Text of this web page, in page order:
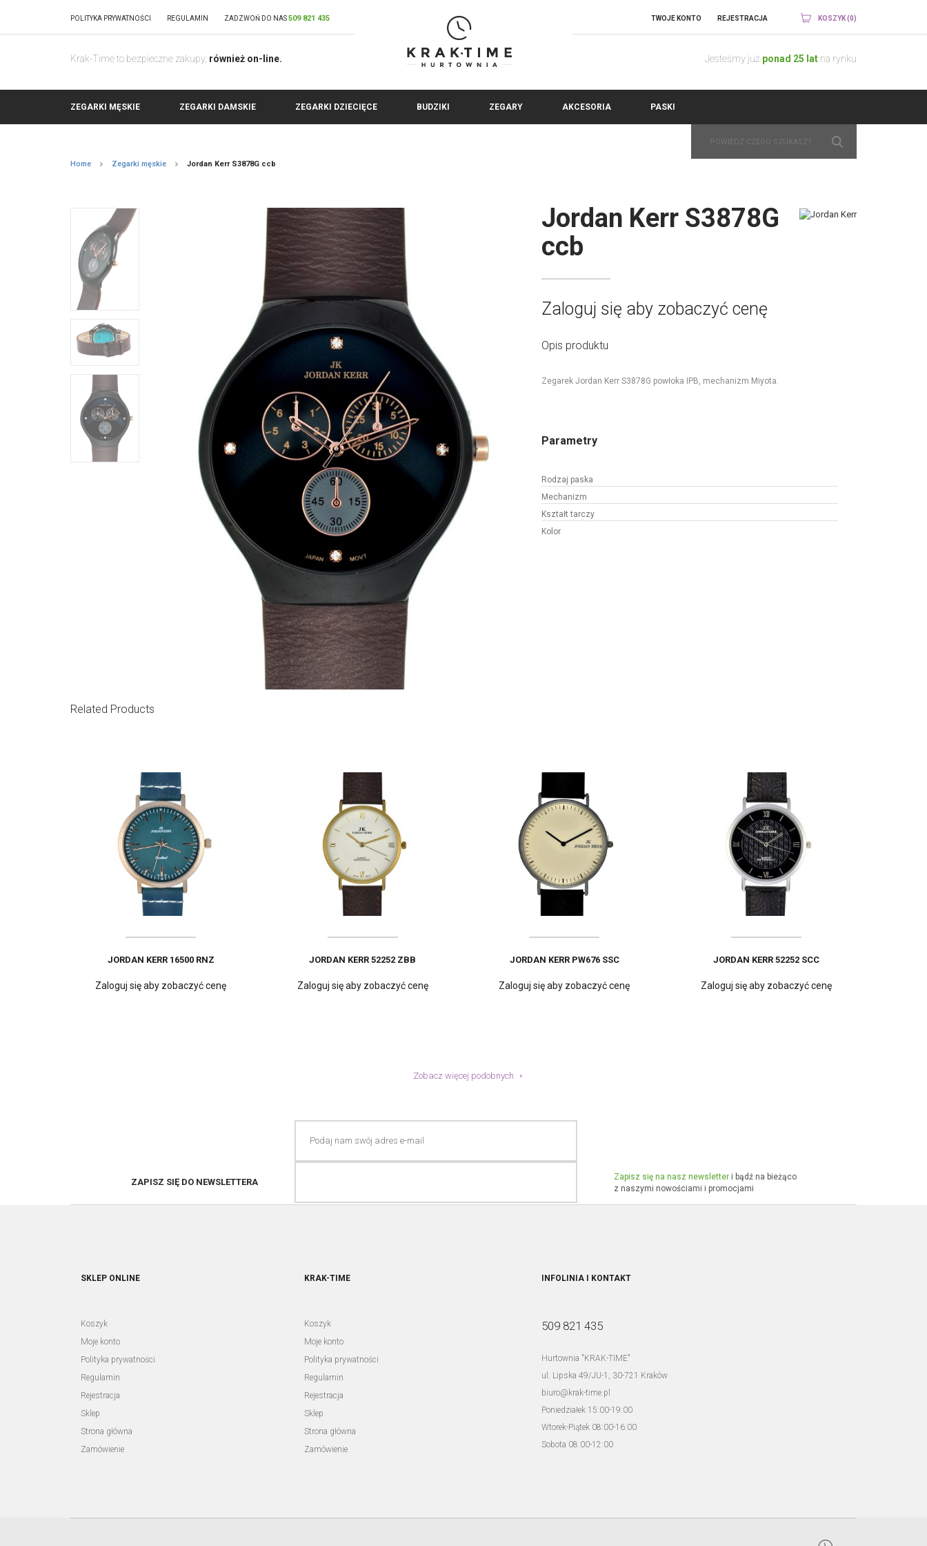
POLITYKA PRYWATNOŚCI REGULAMIN ZADZWOŃ DO NAS509 821 435
Krak-Time to bezpieczne zakupy, również on-line.
TWOJE KONTO REJESTRACJA KOSZYK (0)
Jesteśmy już ponad 25 lat na rynku
ZEGARKI MĘSKIE ZEGARKI DAMSKIE ZEGARKI DZIECIĘCE BUDZIKI ZEGARY AKCESORIA PASKI
Home Zegarki męskie Jordan Kerr S3878G ccb
Jordan Kerr S3878G
ccb
Zaloguj się aby zobaczyć cenę
Opis produktu
Zegarek Jordan Kerr S3878G powłoka IPB, mechanizm Miyota.
Parametry
Rodzaj paska
Mechanizm
Kształt tarczy
Kolor
Related Products
JORDAN KERR 16500 RNZ
Zaloguj się aby zobaczyć cenę
JORDAN KERR 52252 ZBB
Zaloguj się aby zobaczyć cenę
JORDAN KERR PW676 SSC
Zaloguj się aby zobaczyć cenę
JORDAN KERR 52252 SCC
Zaloguj się aby zobaczyć cenę
Zaloguj się aby zobaczyć cenę
Zobacz więcej podobnych
ZAPISZ SIĘ DO NEWSLETTERA
Zapisz się na nasz newsletteri bądź na bieżąco
z naszymi nowościami i promocjami
SKLEP ONLINE
Koszyk
Moje konto
Polityka prywatności
Regulamin
Rejestracja
Sklep
Strona główna
Zamówienie
KRAK-TIME
Koszyk
Moje konto
Polityka prywatności
Regulamin
Rejestracja
Sklep
Strona główna
Zamówienie
INFOLINIA I KONTAKT
509 821 435
Hurtownia "KRAK-TIME"
ul. Lipska 49/JU-1, 30-721 Kraków
biuro@krak-time.pl
Poniedziałek 15:00-19:00
Wtorek-Piątek 08:00-16:00
Sobota 08:00-12:00